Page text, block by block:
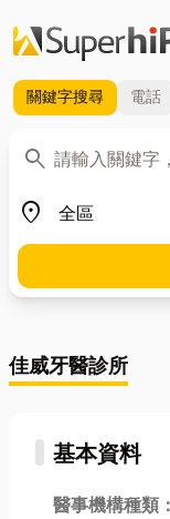
關鍵字搜尋 電話
search
關鍵字
place
地區
佳威牙醫診所
基本資料
醫事機構種類：